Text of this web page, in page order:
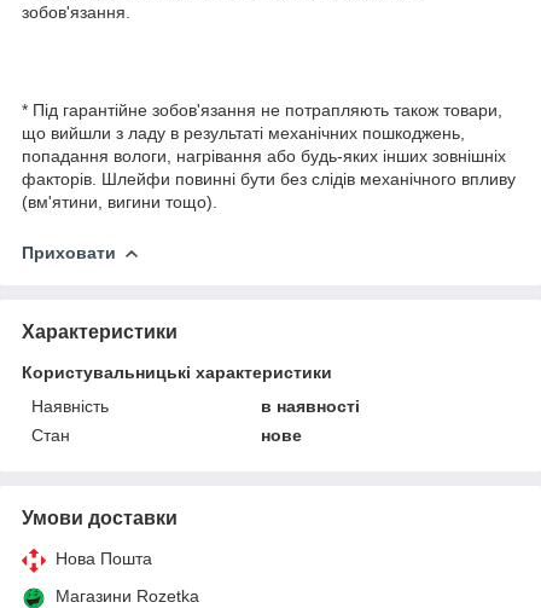
зобов'язання.
* Під гарантійне зобов'язання не потрапляють також товари,
що вийшли з ладу в результаті механічних пошкоджень,
попадання вологи, нагрівання або будь-яких інших зовнішніх
факторів. Шлейфи повинні бути без слідів механічного впливу
(вм'ятини, вигини тощо).
Приховати
Характеристики
Користувальницькі характеристики
Наявність
в наявності
Стан
нове
Умови доставки
Нова Пошта
Магазини Rozetka